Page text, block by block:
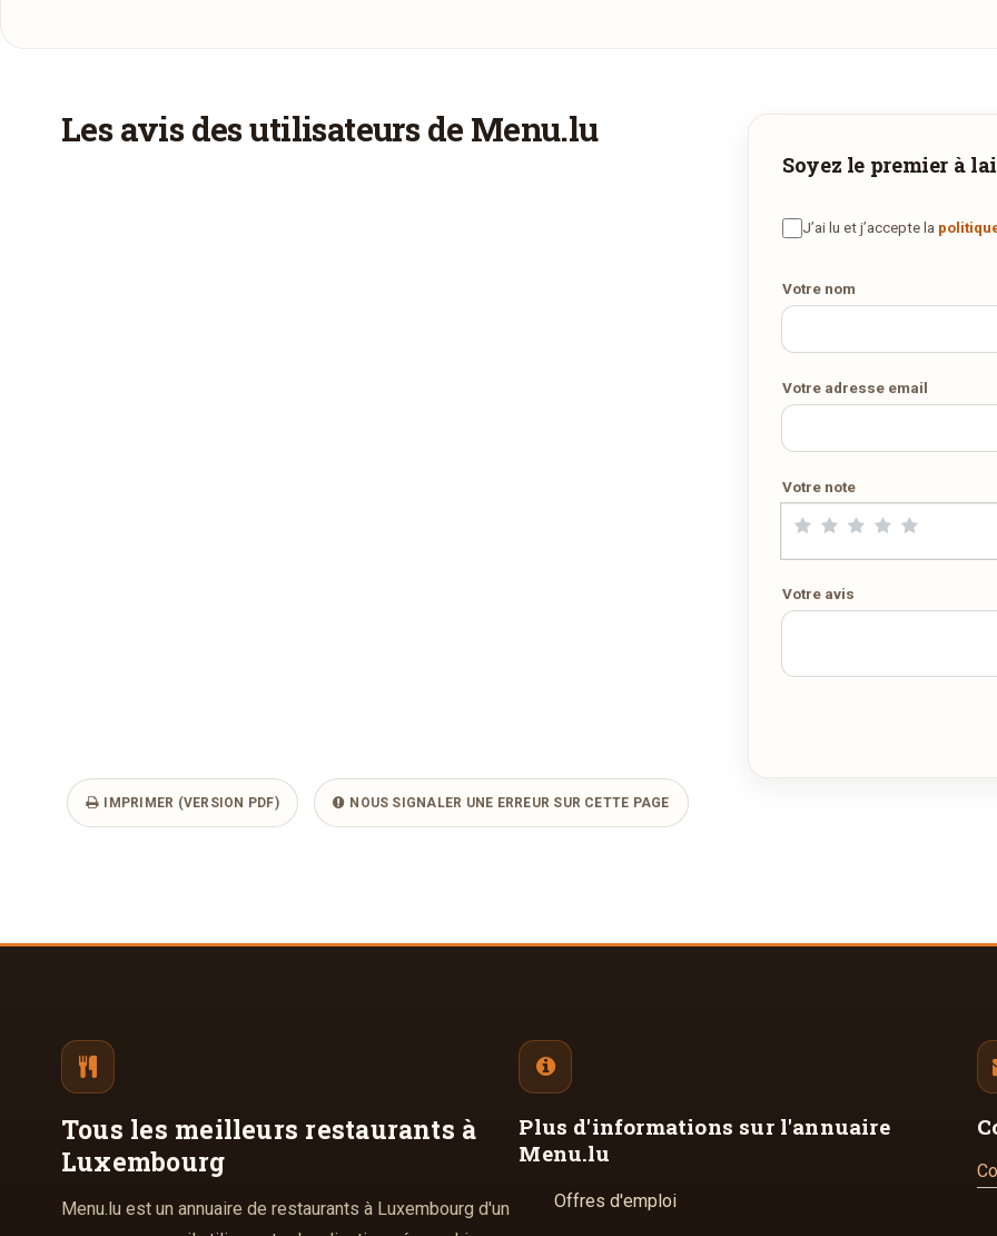
Faites-vous livrer à domicile
COMMANDER EN LIVRAISON
Les avis des utilisateurs de Menu.lu
Soyez le premier à
J’ai lu et j’accepte la
Votre nom
Votre adresse email
Votre note
Votre avis
IMPRIMER (VERSION PDF) NOUS SIGNALER UNE ERREUR SUR CETTE PAGE
Tous les meilleurs restaurants à
Luxembourg
Menu.lu est un annuaire de restaurants à Luxembourg d'un
Plus d'informations sur l'annuaire
Menu.lu
Offres d'emploi